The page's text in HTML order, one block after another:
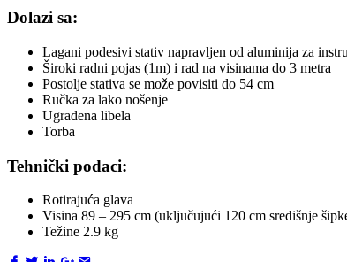
Dolazi sa:
Lagani podesivi stativ napravljen od aluminija za
Široki radni pojas (1m) i rad na visinama do 3 metra
Postolje stativa se može povisiti do 54 cm
Ručka za lako nošenje
Ugrađena libela
Torba
Tehnički podaci:
Rotirajuća glava
Visina 89 – 295 cm (uključujući 120 cm središnje
Težine 2.9 kg